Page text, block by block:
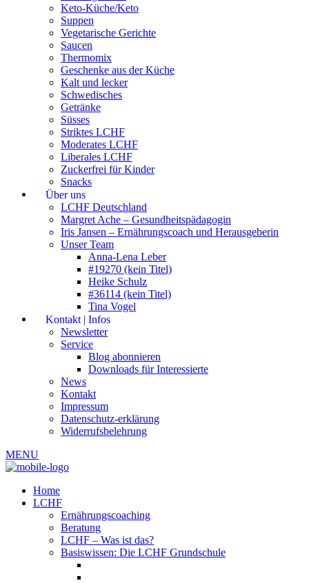
Keto-Küche/Keto
Suppen
Vegetarische Gerichte
Saucen
Thermomix
Geschenke aus der Küche
Kalt und lecker
Schwedisches
Getränke
Süsses
Striktes LCHF
Moderates LCHF
Liberales LCHF
Zuckerfrei für Kinder
Snacks
Über uns
LCHF Deutschland
Margret Ache – Gesundheitspädagogin
Iris Jansen – Ernährungscoach und Herausgeberin
Unser Team
Anna-Lena Leber
#19270 (kein Titel)
Heike Schulz
#36114 (kein Titel)
Tina Vogel
Kontakt | Infos
Newsletter
Service
Blog abonnieren
Downloads für Interessierte
News
Kontakt
Impressum
Datenschutz-erklärung
Widerrufsbelehrung
MENU
Home
LCHF
Ernährungscoaching
Beratung
LCHF – Was ist das?
Basiswissen: Die LCHF Grundschule